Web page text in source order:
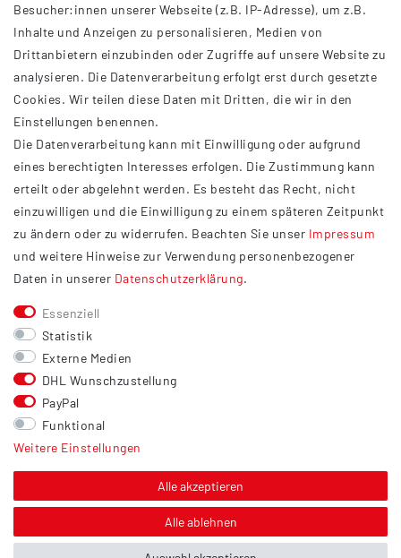
INFORMATIONEN
AGB
Impressum
Datenschutzerklärung
Widerrufsrecht
Barrierefreiheit
Service
Kontakt
Versand
Zahlung
Vertrag widerrufen
Sonstiges
Hinweis zur Entsorgung von Altbatterien & Altöl
Über uns
Besucher:innen unserer Webseite (z.B. IP-Adresse), um z.B.
Inhalte und Anzeigen zu personalisieren, Medien von
Drittanbietern einzubinden oder Zugriffe auf unsere Website zu
analysieren. Die Datenverarbeitung erfolgt erst durch gesetzte
Cookies. Wir teilen diese Daten mit Dritten, die wir in den
Einstellungen benennen.
Die Datenverarbeitung kann mit Einwilligung oder aufgrund
eines berechtigten Interesses erfolgen. Die Zustimmung kann
erteilt oder abgelehnt werden. Es besteht das Recht, nicht
einzuwilligen und die Einwilligung zu einem späteren Zeitpunkt
zu ändern oder zu widerrufen. Beachten Sie unser Impressum
und weitere Hinweise zur Verwendung personenbezogener
Daten in unserer Daten­schutz­erklärung.
Essenziell
Statistik
Externe Medien
DHL Wunschzustellung
PayPal
Funktional
Weitere Einstellungen
Alle akzeptieren
Alle ablehnen